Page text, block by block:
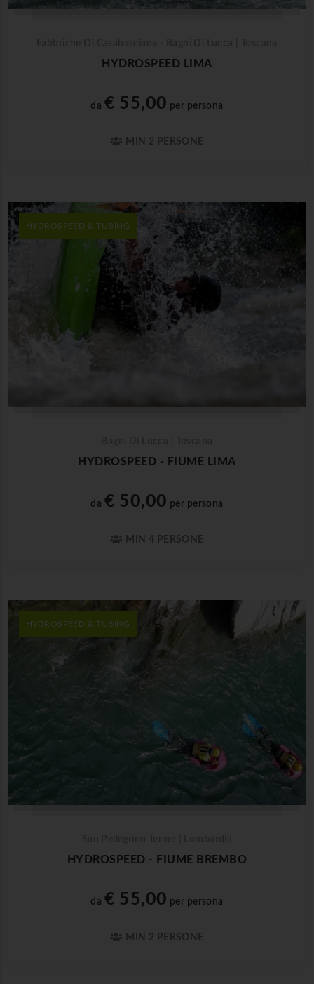
HYDROSPEED LIMA
da € 55,00 per persona
MIN 2 PERSONE
HYDROSPEED & TUBING
HYDROSPEED - FIUME LIMA
da € 50,00 per persona
MIN 4 PERSONE
HYDROSPEED & TUBING
HYDROSPEED - FIUME BREMBO
da € 55,00 per persona
MIN 2 PERSONE